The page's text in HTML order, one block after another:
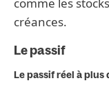
créances.
Le passif
Le passif réel à plus